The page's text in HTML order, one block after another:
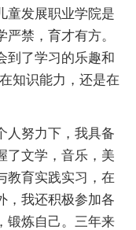
童发展职业学院是
禁，育才有方。
到了学习的乐趣和
知识能力，还是在
努力下，我具备
了文学，音乐，美
教育实践实习，在
，我还积极参加各
锻炼自己。三年来